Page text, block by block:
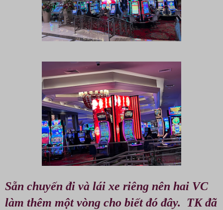
Sẵn chuyến đi và lái xe riêng nên hai VC
làm thêm một vòng cho biết đó đây. TK đã